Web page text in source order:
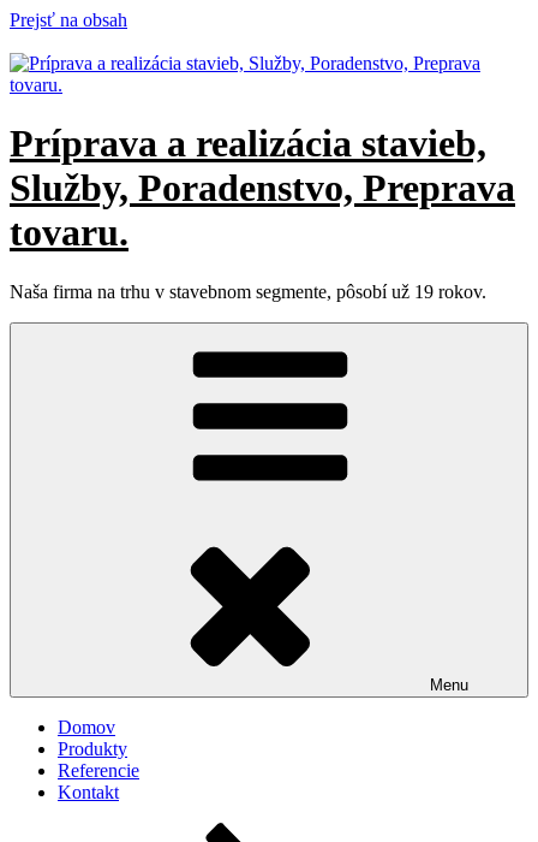
Prejsť na obsah
Príprava a realizácia stavieb,
Služby, Poradenstvo, Preprava
tovaru.
Naša firma na trhu v stavebnom segmente, pôsobí už 19 rokov.
Menu
Domov
Produkty
Referencie
Kontakt